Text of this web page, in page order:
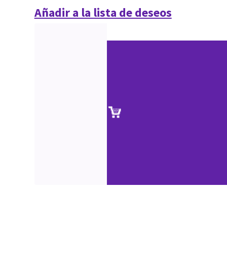
Añadir a la lista de deseos